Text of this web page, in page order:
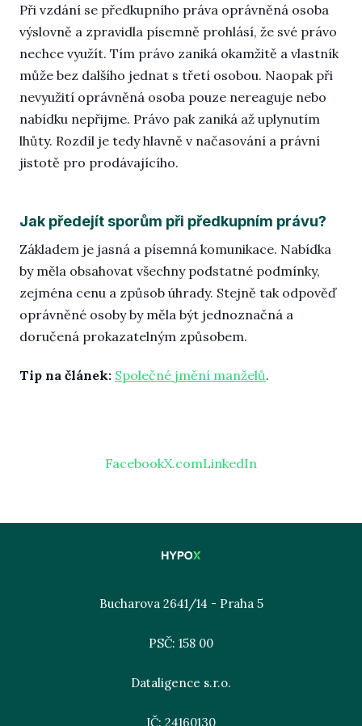
Při vzdání se předkupního práva oprávněná osoba
výslovně a zpravidla písemně prohlásí, že své právo
nechce využít. Tím právo zaniká okamžitě a vlastník
může bez dalšího jednat s třetí osobou. Naopak při
nevyužití oprávněná osoba pouze nereaguje nebo
nabídku nepřijme. Právo pak zaniká až uplynutím
lhůty. Rozdíl je tedy hlavně v načasování a právní
jistotě pro prodávajícího.
Jak předejít sporům při předkupním právu?
Základem je jasná a písemná komunikace. Nabídka
by měla obsahovat všechny podstatné podmínky,
zejména cenu a způsob úhrady. Stejně tak odpověď
oprávněné osoby by měla být jednoznačná a
doručená prokazatelným způsobem.
Tip na článek: Společné jmění manželů.
FacebookX.comLinkedIn
Bucharova 2641/14 - Praha 5
PSČ: 158 00
Dataligence s.r.o.
IČ: 24160130